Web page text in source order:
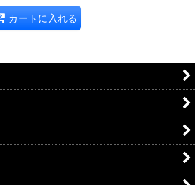
カートに入れる